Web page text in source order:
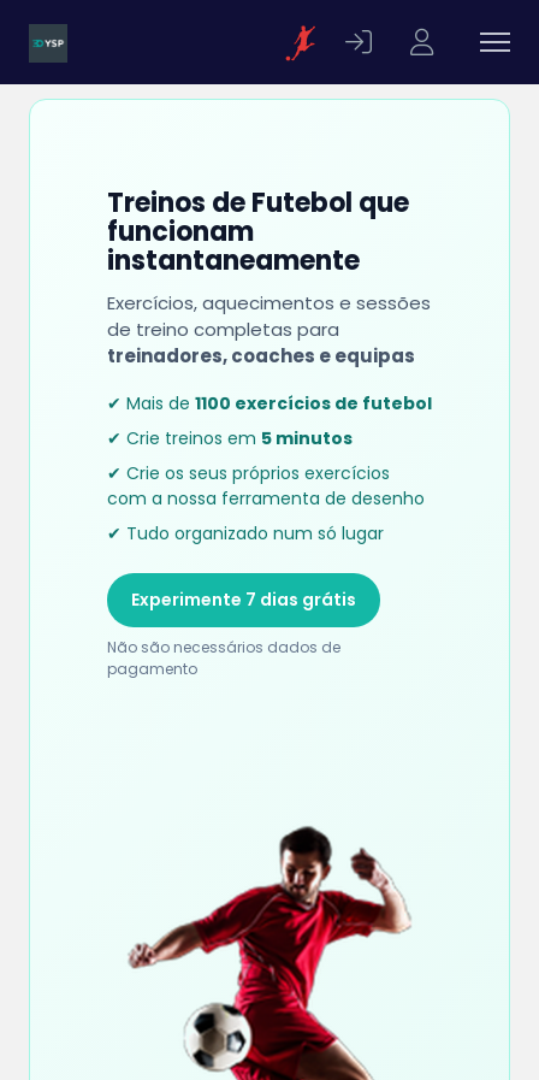
Treinos de Futebol que
funcionam
instantaneamente
Exercícios, aquecimentos e sessões
de treino completas para
treinadores, coaches e equipas
✔ Mais de 1100 exercícios de futebol
✔ Crie treinos em 5 minutos
✔ Crie os seus próprios exercícios
com a nossa ferramenta de desenho
✔ Tudo organizado num só lugar
Experimente 7 dias grátis
Não são necessários dados de
pagamento